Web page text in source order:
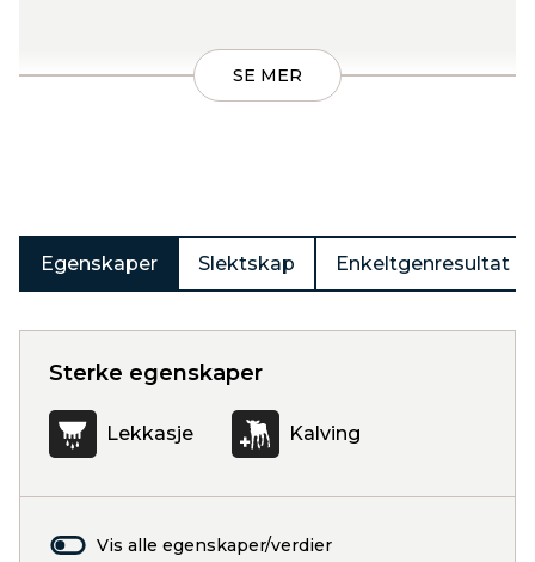
SE MER
Egenskaper Slektskap Enkeltgenresultat
Sterke egenskaper
Lekkasje Kalving
Vis alle egenskaper/verdier